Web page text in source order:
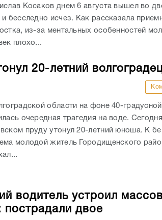
Косаков днем 6 августа вышел во
бесследно исчез. Как рассказала
из-за ментальных особенностей
плохо...
20-летний
области на фоне 40-
очередная трагедия на воде.
пруду утонул 20-летний юноша. К
молодой житель Городищенского
водитель устроил
двое